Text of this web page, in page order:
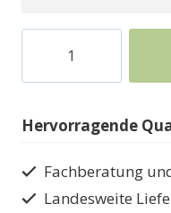
Garagendach
TF-
Carport
Menge
Hervorragende
Fachberatung
Landesweite